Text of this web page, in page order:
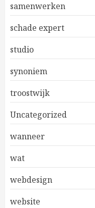
samenwerken
schade expert
studio
synoniem
troostwijk
Uncategorized
wanneer
wat
webdesign
website